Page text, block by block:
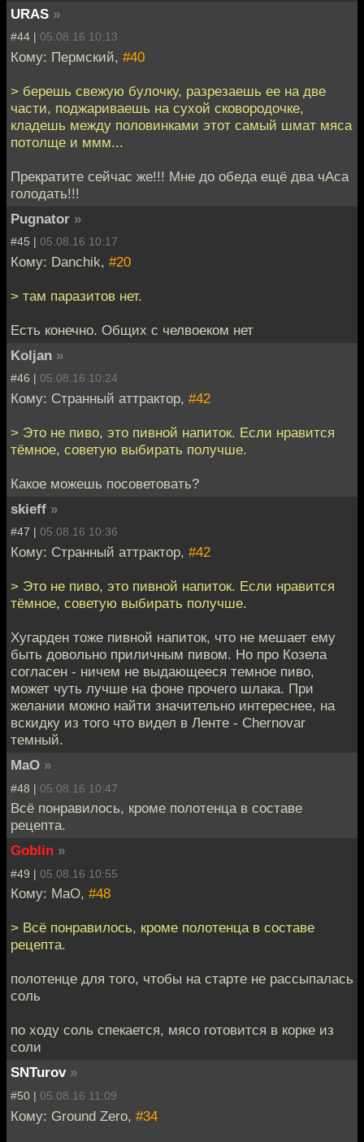
URAS »
#44 | 05.08.16 10:13
Кому: Пермский, #40
> берешь свежую булочку, разрезаешь ее на две
части, поджариваешь на сухой сковородочке,
кладешь между половинками этот самый шмат мяса
потолще и ммм...
Прекратите сейчас же!!! Мне до обеда ещё два чАса
голодать!!!
Pugnator »
#45 | 05.08.16 10:17
Кому: Danchik, #20
> там паразитов нет.
Есть конечно. Общих с челвоеком нет
Koljan »
#46 | 05.08.16 10:24
Кому: Странный аттрактор, #42
> Это не пиво, это пивной напиток. Если нравится
тёмное, советую выбирать получше.
Какое можешь посоветовать?
skieff »
#47 | 05.08.16 10:36
Кому: Странный аттрактор, #42
> Это не пиво, это пивной напиток. Если нравится
тёмное, советую выбирать получше.
Хугарден тоже пивной напиток, что не мешает ему
быть довольно приличным пивом. Но про Козела
согласен - ничем не выдающееся темное пиво,
может чуть лучше на фоне прочего шлака. При
желании можно найти значительно интереснее, на
вскидку из того что видел в Ленте - Chernovar
темный.
MaO »
#48 | 05.08.16 10:47
Всё понравилось, кроме полотенца в составе
рецепта.
Goblin »
#49 | 05.08.16 10:55
Кому: MaO, #48
> Всё понравилось, кроме полотенца в составе
рецепта.
полотенце для того, чтобы на старте не рассыпалась
соль
по ходу соль спекается, мясо готовится в корке из
соли
SNTurov »
#50 | 05.08.16 11:09
Кому: Ground Zero, #34